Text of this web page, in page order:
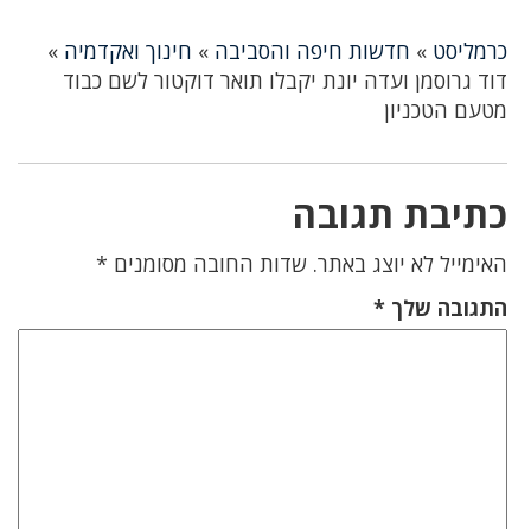
כרמליסט » חדשות חיפה והסביבה » חינוך ואקדמיה »
דוד גרוסמן ועדה יונת יקבלו תואר דוקטור לשם כבוד
מטעם הטכניון
כתיבת תגובה
האימייל לא יוצג באתר. שדות החובה מסומנים *
התגובה שלך *